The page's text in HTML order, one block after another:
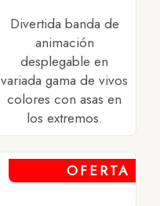
Divertida banda de
animación
desplegable en
variada gama de vivos
colores con asas en
los extremos.
OFERTA